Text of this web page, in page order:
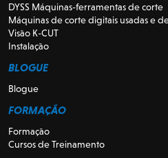
DYSS Máquinas-ferramentas de corte
Máquinas de corte digitais usadas e
Visão K-CUT
Instalação
BLOGUE
Blogue
FORMAÇÃO
Formação
Cursos de Treinamento